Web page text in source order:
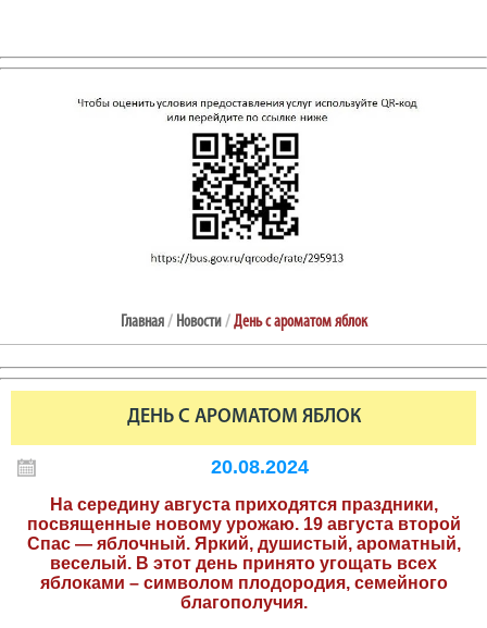
Главная / Новости / День с ароматом яблок
ДЕНЬ С АРОМАТОМ ЯБЛОК
20.08.2024
На середину августа приходятся праздники,
посвященные новому урожаю. 19 августа второй
Спас — яблочный. Яркий, душистый, ароматный,
веселый. В этот день принято угощать всех
яблоками – символом плодородия, семейного
благополучия.